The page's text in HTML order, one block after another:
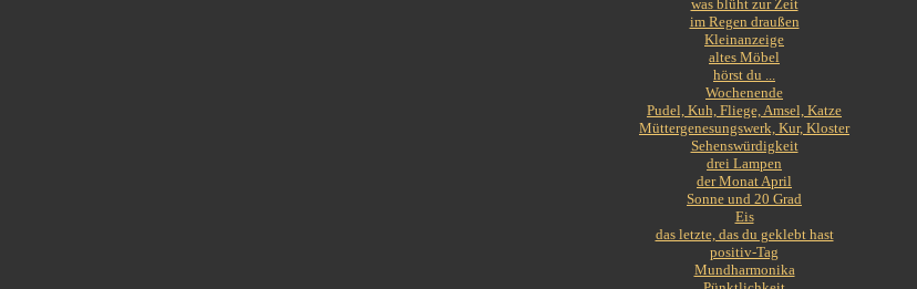
was blüht zur Zeit
im Regen draußen
Kleinanzeige
altes Möbel
hörst du ...
Wochenende
Pudel, Kuh, Fliege, Amsel, Katze
Müttergenesungswerk, Kur, Kloster
Sehenswürdigkeit
drei Lampen
der Monat April
Sonne und 20 Grad
Eis
das letzte, das du geklebt hast
positiv-Tag
Mundharmonika